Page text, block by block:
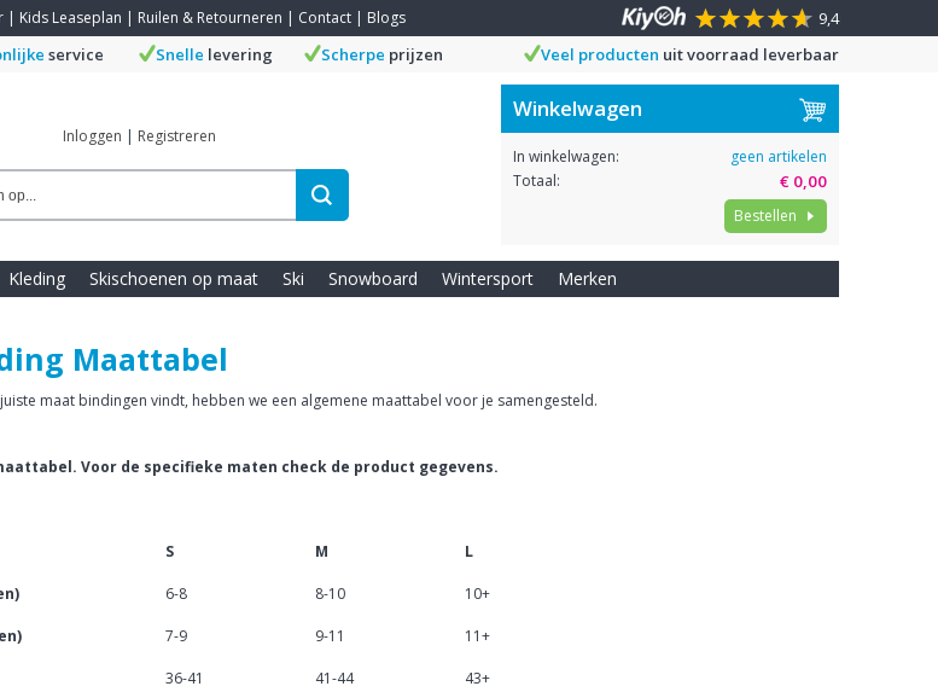
| Kids Leaseplan | Ruilen & Retourneren | Contact | Blogs
9,4
service Snelle levering Scherpe prijzen Veel producten uit voorraad leverbaar
Inloggen | Registreren
Winkelwagen
In winkelwagen:
geen artikelen
Totaal:
€ 0,00
Bestellen
Kleding Skischoenen op maat Ski Snowboard Wintersport Merken
Maattabel
maat bindingen vindt, hebben we een algemene maattabel voor je samengesteld.
Voor de specifieke maten check de product gegevens.
S M L
6-8 8-10 10+
7-9 9-11 11+
36-41 41-44 43+